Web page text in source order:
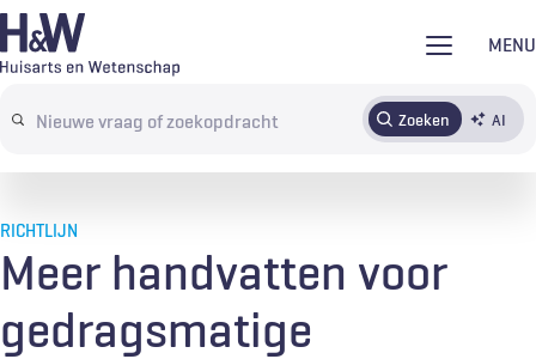
Overslaan
en
de
MENU
Search
terms
Zoeken AI
AbonnerenTijdschrift Inloggen
RICHTLIJN
Meer handvatten voor
gedragsmatige